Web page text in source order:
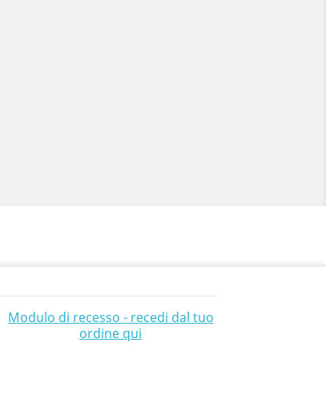
Modulo di recesso - recedi dal tuo
ordine qui